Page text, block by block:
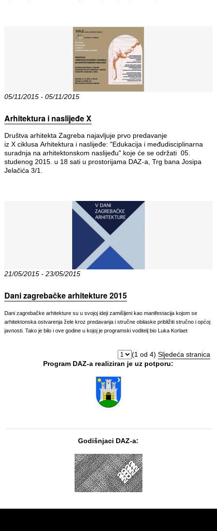
05/11/2015 - 05/11/2015
Arhitektura i naslijeđe X
Društva arhitekta Zagreba najavljuje prvo predavanje
iz X ciklusa Arhitektura i naslijeđe: "Edukacija i međudisciplinarna
suradnja na arhitektonskom naslijeđu" koje će se održati 05.
studenog 2015. u 18 sati u prostorijama DAZ-a, Trg bana Josipa
Jelačića 3/1.
21/05/2015 - 23/05/2015
Dani zagrebačke arhitekture 2015
Dani zagrebačke arhitekture su u svojoj ideji zamišljeni kao manifestacija kojom se
arhitektonska ostvarenja žele kroz predavanja i stručne obilaske približiti stručno i općoj
javnosti. Tako je bilo i ove godine u kojoj je programski voditelj bio Luka Korlaet
(1 od 4)Sljedeća stranica
Program DAZ-a realiziran je uz potporu:
Godišnjaci DAZ-a: